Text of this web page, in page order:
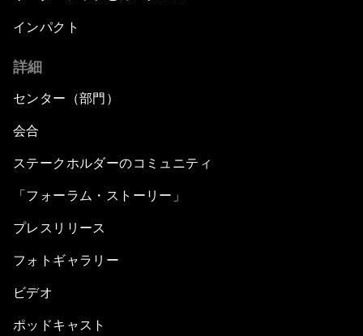
インパクト
詳細
センター（部門）
会合
ステークホルダーのコミュニティ
「フォーラム・ストーリー」
プレスリリース
フォトギャラリー
ビデオ
ポッドキャスト